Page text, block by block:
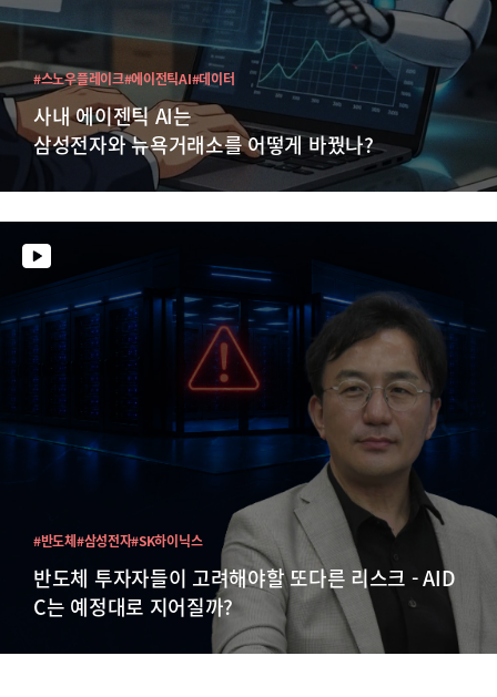
사내 에이젠틱 AI는
삼성전자와 뉴욕거래소를 어떻게 바꿨나?
#스노우플레이크#에이전틱AI#데이터
반도체 투자자들이 고려해야할 또다른 리스크 - AID
C는 예정대로 지어질까?
#반도체#삼성전자#SK하이닉스